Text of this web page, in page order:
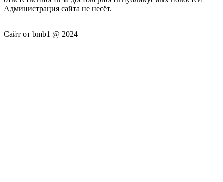
Администрация сайта не несёт.
Сайт от bmb1 @ 2024